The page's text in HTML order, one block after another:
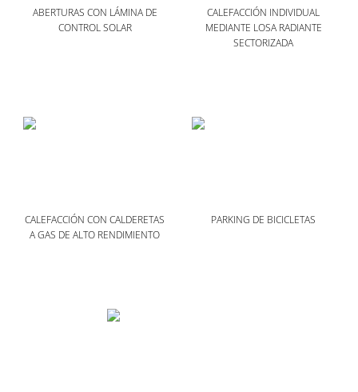
ABERTURAS CON LÁMINA DE
CONTROL SOLAR
CALEFACCIÓN INDIVIDUAL
MEDIANTE LOSA RADIANTE
SECTORIZADA
CALEFACCIÓN CON CALDERETAS
A GAS DE ALTO RENDIMIENTO
PARKING DE BICICLETAS